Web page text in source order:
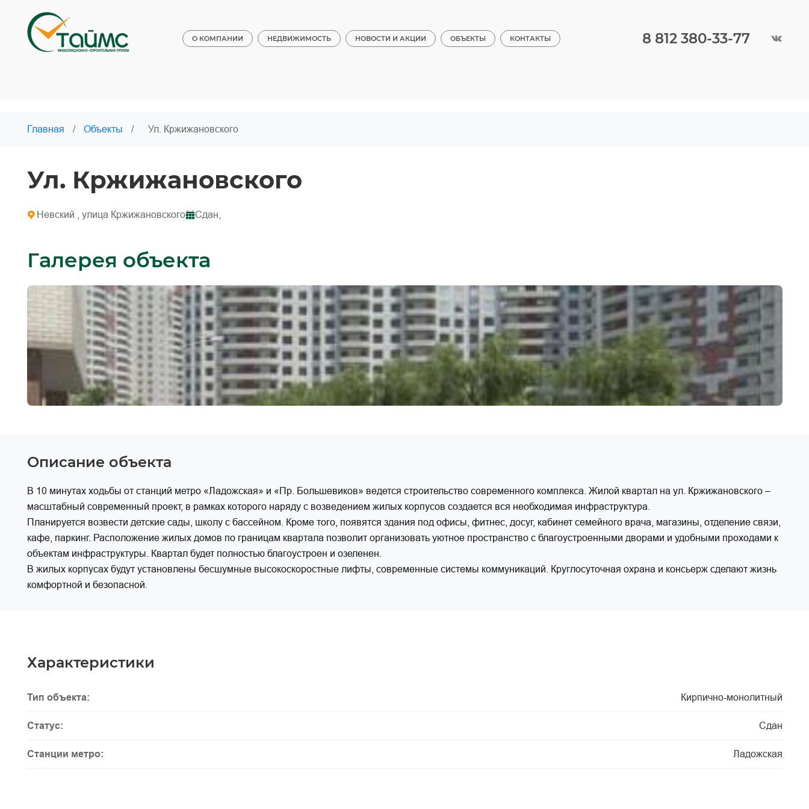
О КОМПАНИИ НЕДВИЖИМОСТЬ НОВОСТИ И АКЦИИ ОБЪЕКТЫ КОНТАКТЫ 8 812 380-33-77
Главная / Объекты / Ул. Кржижановского
Ул. Кржижановского
Невский , улица Кржижановского Сдан,
Галерея объекта
Описание объекта
В 10 минутах ходьбы от станций метро «Ладожская» и «Пр. Большевиков» ведется строительство современного комплекса. Жилой квартал на ул. Кржижановского –
масштабный современный проект, в рамках которого наряду с возведением жилых корпусов создается вся необходимая инфраструктура.
Планируется возвести детские сады, школу с бассейном. Кроме того, появятся здания под офисы, фитнес, досуг, кабинет семейного врача, магазины, отделение связи,
кафе, паркинг. Расположение жилых домов по границам квартала позволит организовать уютное пространство с благоустроенными дворами и удобными проходами к
объектам инфраструктуры. Квартал будет полностью благоустроен и озеленен.
В жилых корпусах будут установлены бесшумные высокоскоростные лифты, современные системы коммуникаций. Круглосуточная охрана и консьерж сделают жизнь
комфортной и безопасной.
Характеристики
Тип объекта: Кирпично-монолитный
Статус: Сдан
Станции метро: Ладожская